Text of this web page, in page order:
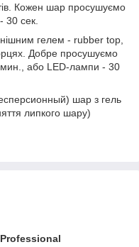
Кожен шар просушуємо
сек.
гелем - rubber top,
Добре просушуємо
або LED-лампи - 30
шар з гель
липкого шару)